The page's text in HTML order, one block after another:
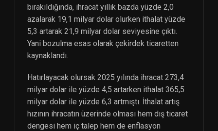
bırakıldığında, ihracat yıllık bazda yüzde 2,0
azalarak 19,1 milyar dolar olurken ithalat yüzde
5,3 artarak 21,9 milyar dolar seviyesine çıktı.
Yani bozulma esas olarak çekirdek ticaretten
kaynaklandı.
Hatırlayacak olursak 2025 yılında ihracat 273,4
milyar dolar ile yüzde 4,5 artarken ithalat 365,5
milyar dolar ile yüzde 6,3 artmıştı. İthalat artış
hızının ihracatın üzerinde olması hem dış ticaret
dengesi hem iç talep hem de enflasyon